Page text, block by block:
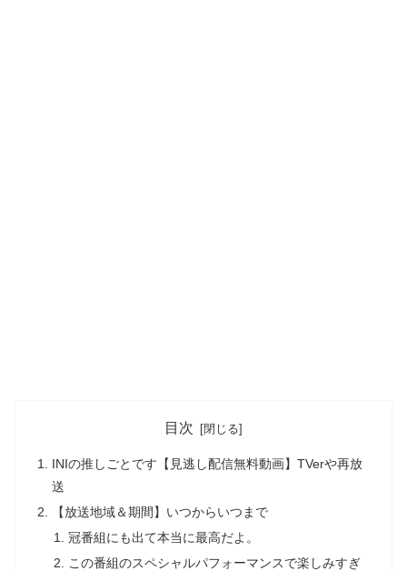
目次
INIの推しごとです【見逃し配信無料動画】TVerや再放
送
【放送地域＆期間】いつからいつまで
冠番組にも出て本当に最高だよ。
この番組のスペシャルパフォーマンスで楽しみすぎ